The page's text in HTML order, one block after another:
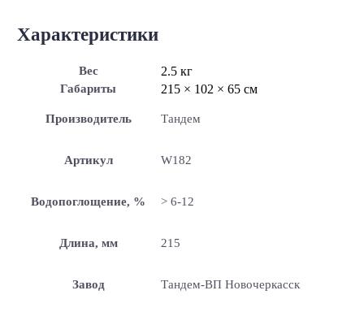
Характеристики
Вес 2.5 кг
Габариты 215 × 102 × 65 см
Производитель Тандем
Артикул W182
Водопоглощение, % > 6-12
Длина, мм 215
Завод Тандем-ВП Новочеркасск